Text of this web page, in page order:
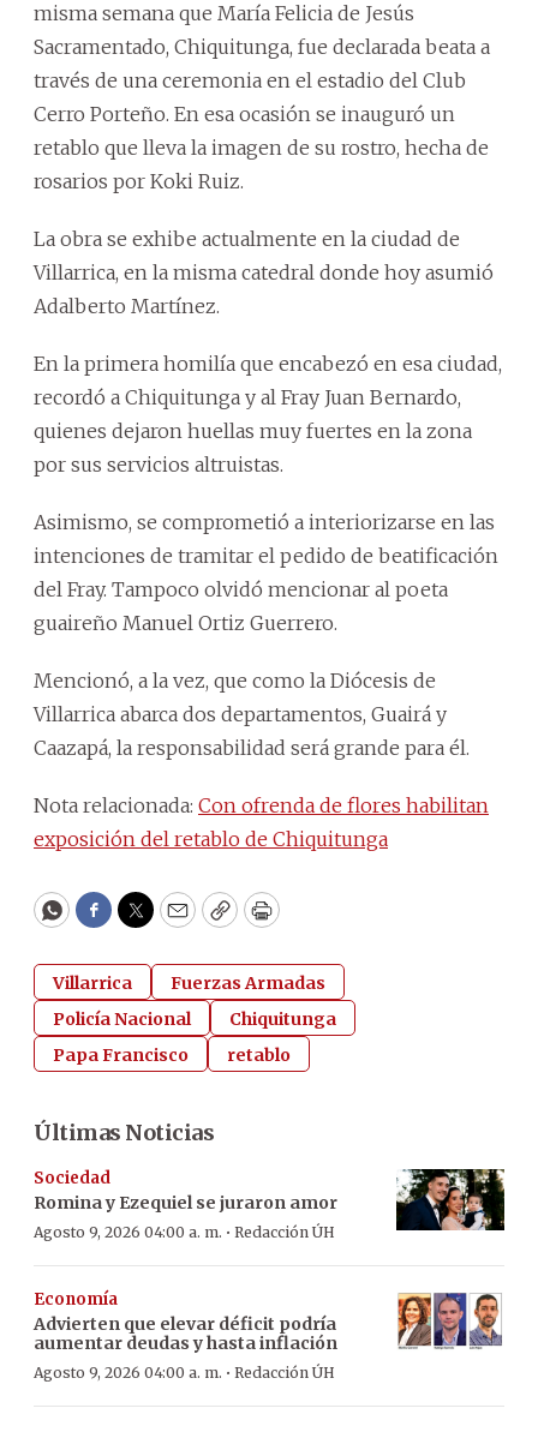
misma semana que María Felicia de Jesús
Sacramentado, Chiquitunga, fue declarada beata a
través de una ceremonia en el estadio del Club
Cerro Porteño. En esa ocasión se inauguró un
retablo que lleva la imagen de su rostro, hecha de
rosarios por Koki Ruiz.
La obra se exhibe actualmente en la ciudad de
Villarrica, en la misma catedral donde hoy asumió
Adalberto Martínez.
En la primera homilía que encabezó en esa ciudad,
recordó a Chiquitunga y al Fray Juan Bernardo,
quienes dejaron huellas muy fuertes en la zona
por sus servicios altruistas.
Asimismo, se comprometió a interiorizarse en las
intenciones de tramitar el pedido de beatificación
del Fray. Tampoco olvidó mencionar al poeta
guaireño Manuel Ortiz Guerrero.
Mencionó, a la vez, que como la Diócesis de
Villarrica abarca dos departamentos, Guairá y
Caazapá, la responsabilidad será grande para él.
Nota relacionada: Con ofrenda de flores habilitan
exposición del retablo de Chiquitunga
WhatsApp
Facebook
Twitter
EmailCopyPrint
Villarrica
Fuerzas Armadas
Policía Nacional
Chiquitunga
Papa Francisco
retablo
Últimas Noticias
Sociedad
Romina y Ezequiel se juraron amor
Agosto 9, 2026 04:00 a. m. · Redacción ÚH
Economía
Advierten que elevar déficit podría
aumentar deudas y hasta inflación
Agosto 9, 2026 04:00 a. m. · Redacción ÚH